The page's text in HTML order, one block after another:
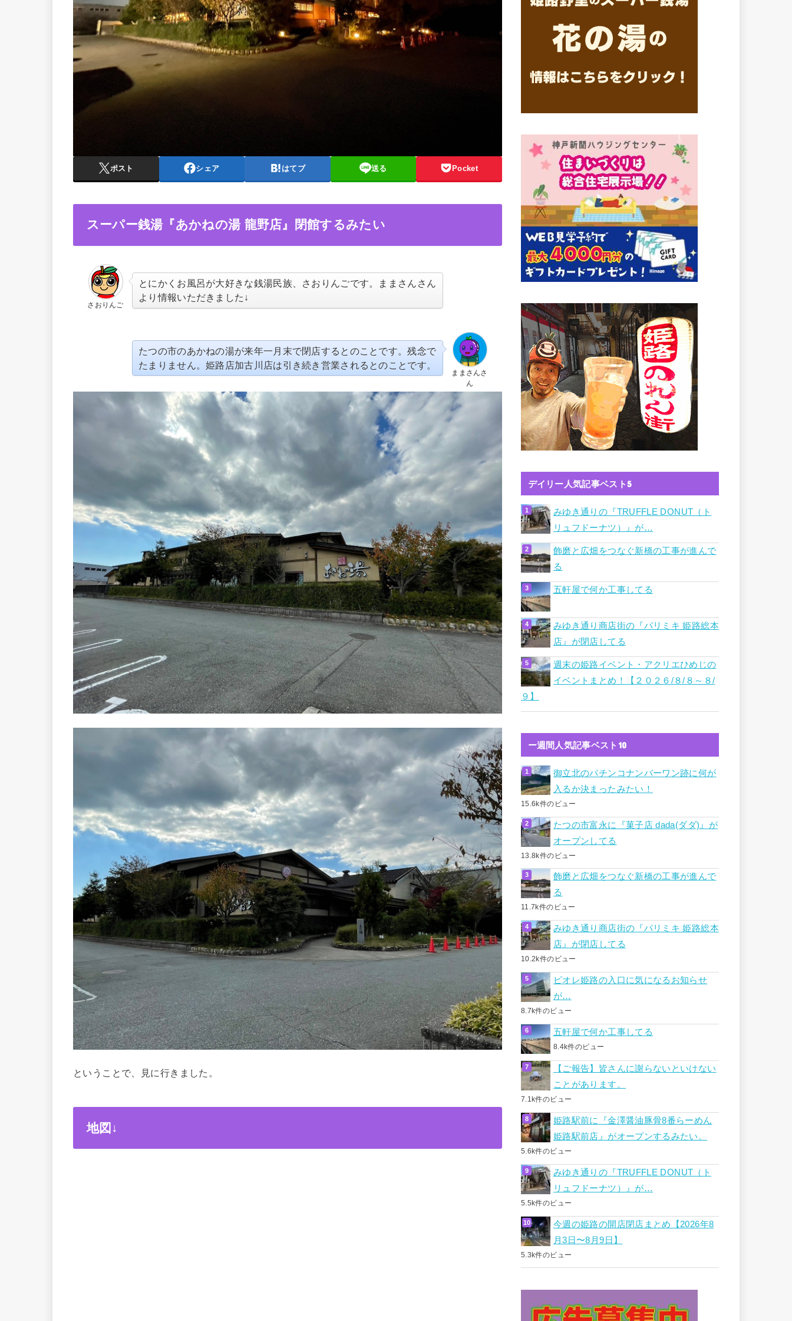
ポスト シェア はてブ 送る Pocket
スーパー銭湯『あかねの湯 龍野店』閉館するみたい
さおりんご
とにかくお風呂が大好きな銭湯民族、さおりんごです。ままさんさん
より情報いただきました↓
ままさんさ
ん
たつの市のあかねの湯が来年一月末で閉店するとのことです。残念で
たまりません。姫路店加古川店は引き続き営業されるとのことです。
ということで、見に行きました。
地図↓
デイリー人気記事ベスト5
みゆき通りの『TRUFFLE DONUT（ト
リュフドーナツ）』が…
飾磨と広畑をつなぐ新橋の工事が進んで
る
五軒屋で何か工事してる
みゆき通り商店街の『パリミキ 姫路総本
店』が閉店してる
週末の姫路イベント・アクリエひめじの
イベントまとめ！【２０２６/８/８～８/
９】
ー週間人気記事ベスト10
御立北のパチンコナンバーワン跡に何が
入るか決まったみたい！
15.6k件のビュー
たつの市富永に『菓子店 dada(ダダ)』が
オープンしてる
13.8k件のビュー
飾磨と広畑をつなぐ新橋の工事が進んで
る
11.7k件のビュー
みゆき通り商店街の『パリミキ 姫路総本
店』が閉店してる
10.2k件のビュー
ピオレ姫路の入口に気になるお知らせ
が…
8.7k件のビュー
五軒屋で何か工事してる
8.4k件のビュー
【ご報告】皆さんに謝らないといけない
ことがあります。
7.1k件のビュー
姫路駅前に『金澤醤油豚骨8番らーめん
姫路駅前店』がオープンするみたい。
5.6k件のビュー
みゆき通りの『TRUFFLE DONUT（ト
リュフドーナツ）』が…
5.5k件のビュー
今週の姫路の開店閉店まとめ【2026年8
月3日〜8月9日】
5.3k件のビュー